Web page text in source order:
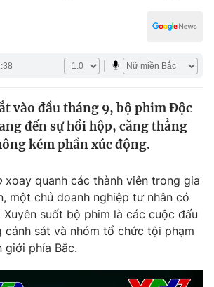
tế
vào đầu tháng 9, bộ phim Độc
đến sự hồi hộp, căng thẳng
kém phần xúc động.
xoay quanh các thành viên trong gia
một chủ doanh nghiệp tư nhân có
suốt bộ phim là các cuộc đấu
sát và nhóm tổ chức tội phạm
giới phía Bắc.